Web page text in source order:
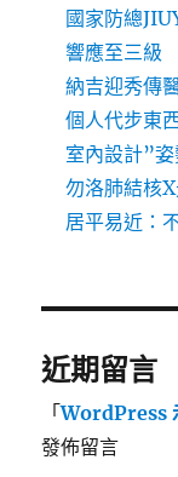
國家防總
響應至三級
納吉迎秀傳
個人代步東
室內設計”
勿洛肺結核
居平易近：
近期留言
「WordPress
發佈留言